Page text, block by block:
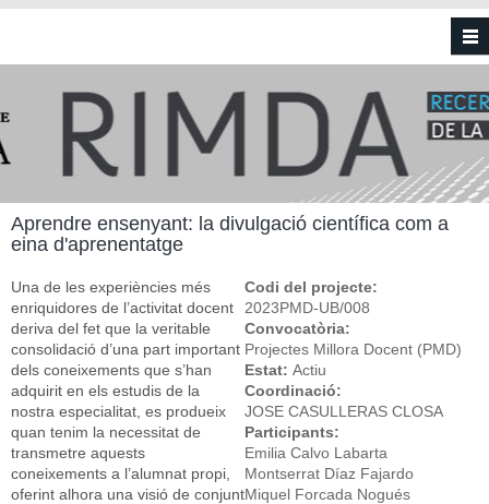
Vés al contingut
Aprendre ensenyant: la divulgació científica com a
eina d'aprenentatge
Una de les experiències més
enriquidores de l’activitat docent
deriva del fet que la veritable
consolidació d’una part important
dels coneixements que s’han
adquirit en els estudis de la
nostra especialitat, es produeix
quan tenim la necessitat de
transmetre aquests
coneixements a l’alumnat propi,
oferint alhora una visió de conjunt
Codi del projecte:
2023PMD-UB/008
Convocatòria:
Projectes Millora Docent (PMD)
Estat: Actiu
Coordinació:
JOSE CASULLERAS CLOSA
Participants:
Emilia Calvo Labarta
Montserrat Díaz Fajardo
Miquel Forcada Nogués